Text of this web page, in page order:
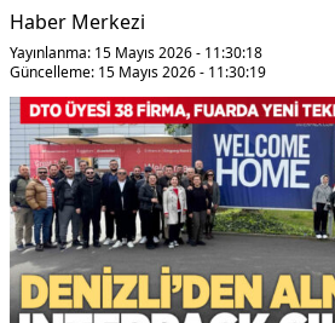
Haber Merkezi
Yayınlanma: 15 Mayıs 2026 - 11:30:18
Güncelleme: 15 Mayıs 2026 - 11:30:19